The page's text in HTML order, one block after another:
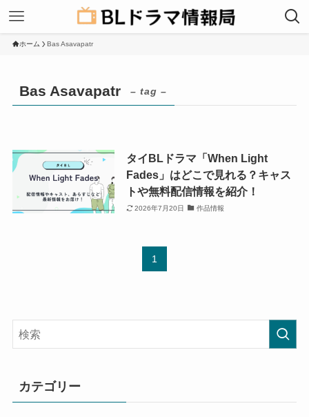
ホーム Bas Asavapatr
Bas Asavapatr – tag –
タイBLドラマ「When Light
Fades」はどこで見れる？キャス
トや無料配信情報を紹介！
2026年7月20日 作品情報
1
カテゴリー